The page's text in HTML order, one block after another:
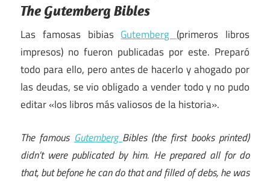
The Gutemberg Bibles
Las famosas bibiasGutemberg(primeros libros
impresos) no fueron publicadas por este. Preparó
todo para ello, pero antes de hacerlo y ahogado por
las deudas, se vio obligado a vender todo y no pudo
editar «los libros más valiosos de la historia».
The famous Gutemberg Bibles (the first books printed)
didn’t were publicated by him. He prepared all for do
that, but befone he can do that and filled of debs, he was